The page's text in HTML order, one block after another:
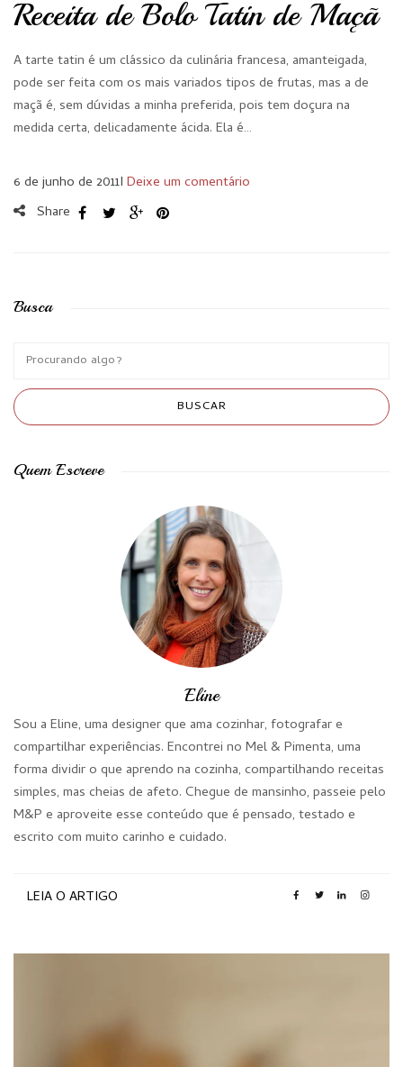
Receita de Bolo Tatin de Maçã
A tarte tatin é um clássico da culinária francesa, amanteigada,
pode ser feita com os mais variados tipos de frutas, mas a de
maçã é, sem dúvidas a minha preferida, pois tem doçura na
medida certa, delicadamente ácida. Ela é…
6 de junho de 2011I Deixe um comentário
Share
Busca
Quem Escreve
Eline
Sou a Eline, uma designer que ama cozinhar, fotografar e
compartilhar experiências. Encontrei no Mel & Pimenta, uma
forma dividir o que aprendo na cozinha, compartilhando receitas
simples, mas cheias de afeto. Chegue de mansinho, passeie pelo
M&P e aproveite esse conteúdo que é pensado, testado e
escrito com muito carinho e cuidado.
LEIA O ARTIGO